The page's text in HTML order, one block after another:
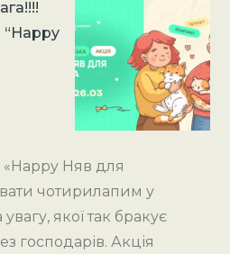
“Happy
«Happy Няв для
чотирилапим у
якої так бракує
господарів. Акція